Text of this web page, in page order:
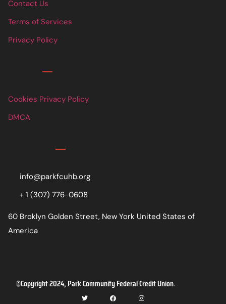
Contact Us
Terms of Services
Privacy Policy
Cookies Privacy Policy
DMCA
info@parkfcuhb.org
+ 1 (307) 776-0608
60 Broklyn Golden Street, New York United States of
America
©Copyright 2024, Park Community Federal Credit Union.